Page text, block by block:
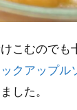
こむのでも
クアップル
した。